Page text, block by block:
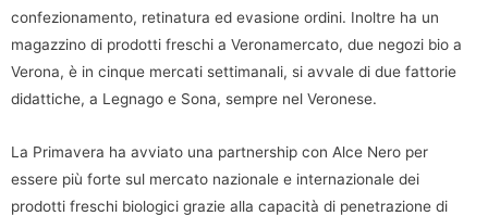
confezionamento, retinatura ed evasione ordini. Inoltre ha un
magazzino di prodotti freschi a Veronamercato, due negozi bio a
Verona, è in cinque mercati settimanali, si avvale di due fattorie
didattiche, a Legnago e Sona, sempre nel Veronese.
La Primavera ha avviato una partnership con Alce Nero per
essere più forte sul mercato nazionale e internazionale dei
prodotti freschi biologici grazie alla capacità di penetrazione di